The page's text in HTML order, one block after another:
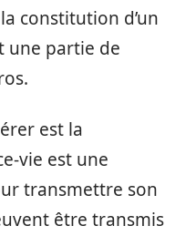
constitution d’un
une partie de
est la
vie est une
transmettre son
être transmis